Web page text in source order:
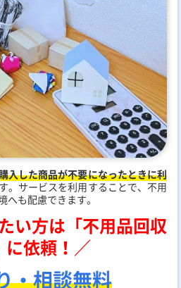
入した商品が不要になったときに利
。サービスを利用することで、不用
へも配慮できます。
い方は「不用品回収
に依頼！／
・相談無料